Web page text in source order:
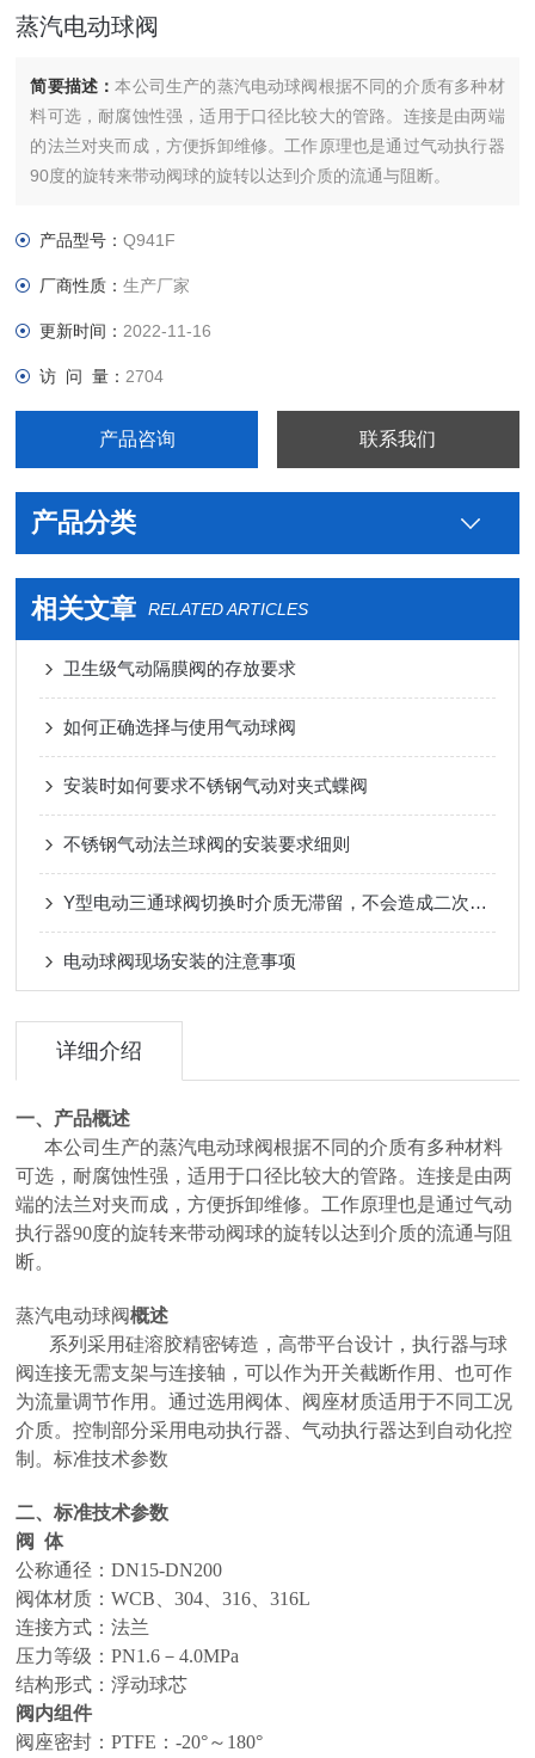
蒸汽电动球阀
简要描述：本公司生产的蒸汽电动球阀根据不同的介质有多种材
料可选，耐腐蚀性强，适用于口径比较大的管路。连接是由两端
的法兰对夹而成，方便拆卸维修。工作原理也是通过气动执行器
90度的旋转来带动阀球的旋转以达到介质的流通与阻断。
产品型号：Q941F
厂商性质：生产厂家
更新时间： 2022-11-16
访 问 量： 2704
产品咨询 联系我们
产品分类
相关文章 RELATED ARTICLES
卫生级气动隔膜阀的存放要求
如何正确选择与使用气动球阀
安装时如何要求不锈钢气动对夹式蝶阀
不锈钢气动法兰球阀的安装要求细则
Y型电动三通球阀切换时介质无滞留，不会造成二次污染
电动球阀现场安装的注意事项
详细介绍
一、产品概述
本公司生产的蒸汽电动球阀根据不同的介质有多种材料
可选，耐腐蚀性强，适用于口径比较大的管路。连接是由两
端的法兰对夹而成，方便拆卸维修。工作原理也是通过气动
执行器90度的旋转来带动阀球的旋转以达到介质的流通与阻
断。
蒸汽电动球阀概述
系列采用硅溶胶精密铸造，高带平台设计，执行器与球
阀连接无需支架与连接轴，可以作为开关截断作用、也可作
为流量调节作用。通过选用阀体、阀座材质适用于不同工况
介质。控制部分采用电动执行器、气动执行器达到自动化控
制。标准技术参数
二、标准技术参数
阀 体
公称通径：DN15-DN200
阀体材质：WCB、304、316、316L
连接方式：法兰
压力等级：PN1.6－4.0MPa
结构形式：浮动球芯
阀内组件
阀座密封：PTFE：-20°～180°